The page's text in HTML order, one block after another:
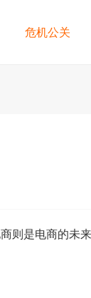
危机公关
则是电商的未